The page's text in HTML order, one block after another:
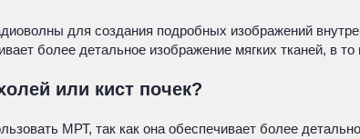
для создания подробных изображений
более детальное изображение мягких тканей, в
или кист почек?
МРТ, так как она обеспечивает более